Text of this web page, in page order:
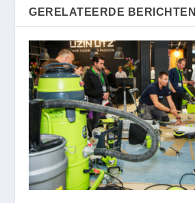
GERELATEERDE BERICHTEN